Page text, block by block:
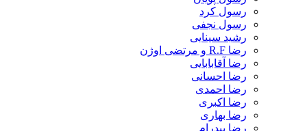
رسول کرد
رسول نجفی
رشید سینایی
رضا R.F و مرتضی اوژن
رضا آقابابایی
رضا احسانی
رضا احمدی
رضا اکبری
رضا بهاری
رضا بیدرام